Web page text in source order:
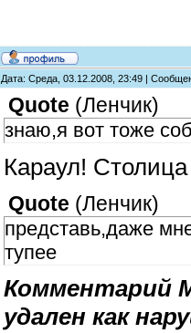
Дата: Среда, 03.12.2008, 23:49 |
Quote (Ленчик)
знаю,я вот тоже
Караул!
Quote (Ленчик)
представь,даже
тупее
Комментарий
удален как